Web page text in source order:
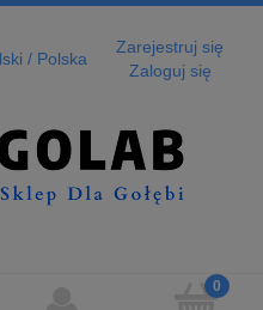
Zarejestruj się
Zaloguj się